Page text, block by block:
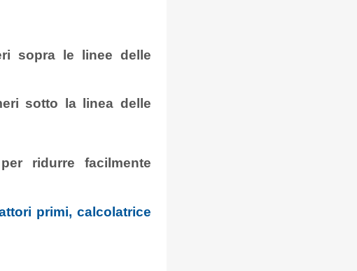
sopra le linee delle
sotto la linea delle
ridurre facilmente
primi, calcolatrice